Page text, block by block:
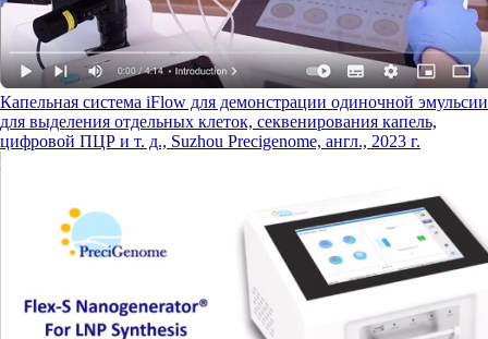
Капельная система iFlow для демонстрации одиночной эмульсии
для выделения отдельных клеток, секвенирования капель,
цифровой ПЦР и т. д., Suzhou Precigenome, англ., 2023 г.